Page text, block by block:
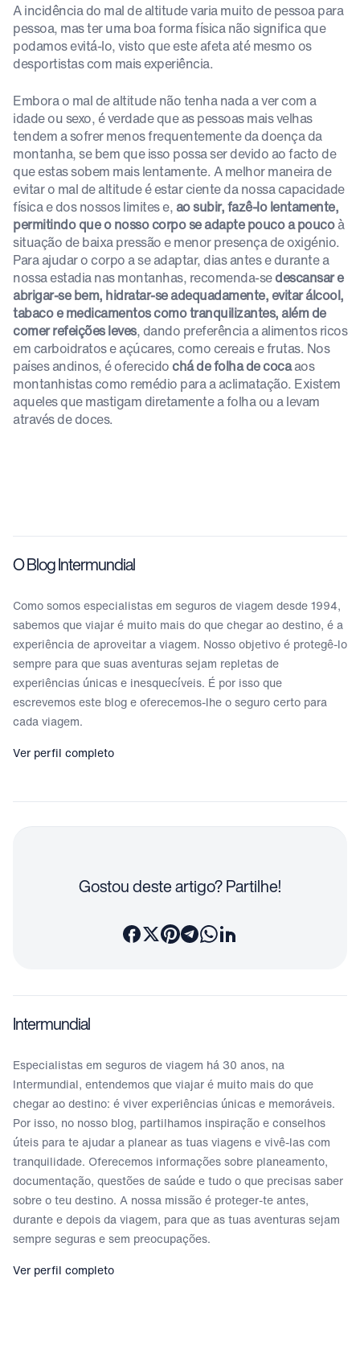
A incidência do mal de altitude varia muito de pessoa para
pessoa, mas ter uma boa forma física não significa que
podamos evitá-lo, visto que este afeta até mesmo os
desportistas com mais experiência.
Embora o mal de altitude não tenha nada a ver com a
idade ou sexo, é verdade que as pessoas mais velhas
tendem a sofrer menos frequentemente da doença da
montanha, se bem que isso possa ser devido ao facto de
que estas sobem mais lentamente. A melhor maneira de
evitar o mal de altitude é estar ciente da nossa capacidade
física e dos nossos limites e, ao subir, fazê-lo lentamente,
permitindo que o nosso corpo se adapte pouco a poucoà
situação de baixa pressão e menor presença de oxigénio.
Para ajudar o corpo a se adaptar, dias antes e durante a
nossa estadia nas montanhas, recomenda-sedescansar e
abrigar-se bem, hidratar-se adequadamente, evitar álcool,
tabaco e medicamentos como tranquilizantes, além de
comer refeições leves, dando preferência a alimentos ricos
em carboidratos e açúcares, como cereais e frutas. Nos
países andinos, é oferecidochá de folha de cocaaos
montanhistas como remédio para a aclimatação. Existem
aqueles que mastigam diretamente a folha ou a levam
através de doces.
O Blog Intermundial
Como somos especialistas em seguros de viagem desde 1994,
sabemos que viajar é muito mais do que chegar ao destino, é a
experiência de aproveitar a viagem. Nosso objetivo é protegê-lo
sempre para que suas aventuras sejam repletas de
experiências únicas e inesquecíveis. É por isso que
escrevemos este blog e oferecemos-lhe o seguro certo para
cada viagem.
Ver perfil completo
Gostou deste artigo? Partilhe!
Intermundial
Especialistas em seguros de viagem há 30 anos, na
Intermundial, entendemos que viajar é muito mais do que
chegar ao destino: é viver experiências únicas e memoráveis.
Por isso, no nosso blog, partilhamos inspiração e conselhos
úteis para te ajudar a planear as tuas viagens e vivê-las com
tranquilidade. Oferecemos informações sobre planeamento,
documentação, questões de saúde e tudo o que precisas saber
sobre o teu destino. A nossa missão é proteger-te antes,
durante e depois da viagem, para que as tuas aventuras sejam
sempre seguras e sem preocupações.
Ver perfil completo